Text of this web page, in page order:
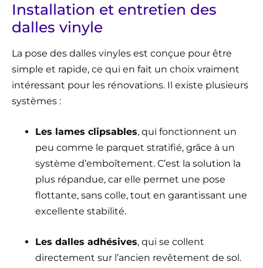
Installation et entretien des
dalles vinyle
La pose des dalles vinyles est conçue pour être
simple et rapide, ce qui en fait un choix vraiment
intéressant pour les rénovations. Il existe plusieurs
systèmes :
Les lames clipsables, qui fonctionnent un
peu comme le parquet stratifié, grâce à un
système d’emboîtement. C’est la solution la
plus répandue, car elle permet une pose
flottante, sans colle, tout en garantissant une
excellente stabilité.
Les dalles adhésives, qui se collent
directement sur l’ancien revêtement de sol.